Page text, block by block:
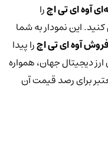
آوه ای تی اچرا
این نمودار به شما
آوه ای تی اچرا پیدا
دیجیتال جهان، همواره
برای رصد قیمت آن